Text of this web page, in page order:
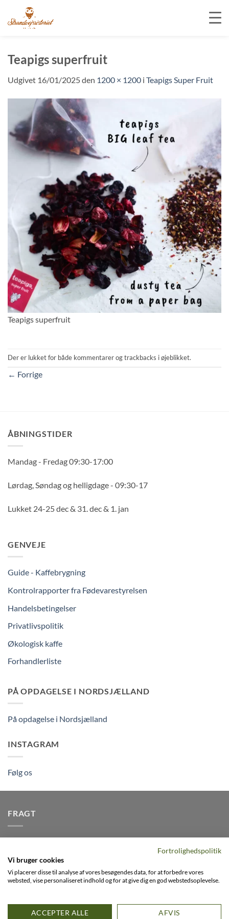
indhold
Teapigs superfruit
Udgivet 16/01/2025den 1200 × 1200 i Teapigs Super Fruit
Teapigs superfruit
Der er lukket for både kommentarer og trackbacks i øjeblikket.
← Forrige
ÅBNINGSTIDER
Mandag - Fredag 09:30-17:00
Lørdag, Søndag og helligdage - 09:30-17
Lukket 24-25 dec & 31. dec & 1. jan
GENVEJE
Guide - Kaffebrygning
Kontrolrapporter fra Fødevarestyrelsen
Handelsbetingelser
Privatlivspolitik
Økologisk kaffe
Forhandlerliste
PÅ OPDAGELSE I NORDSJÆLLAND
På opdagelse i Nordsjælland
INSTAGRAM
Følg os
FRAGT
på alle pakker - Husk der er fri
levering på alle ordre over DKK395
Visa PayPal Stripe MasterCard
Cash
Fortrolighedspolitik
Vi bruger cookies
Vi placerer disse til analyse af vores besøgendes data, for at forbedre vores
websted, vise personaliseret indhold og for at give dig en god webstedsoplevelse.
ACCEPTER ALLE AFVIS